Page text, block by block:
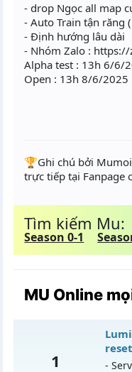
- drop Ngọc all map
- Auto Train tận răng
- Định hướng lâu dài
- Nhóm Zalo :
Alpha test : 13h 6/6/
Open : 13h 8/6/2025
️🏆Ghi chú bởi
trực tiếp tại Fanpage
Tìm kiếm Mu:
Season 0-1
MU Online
1 -